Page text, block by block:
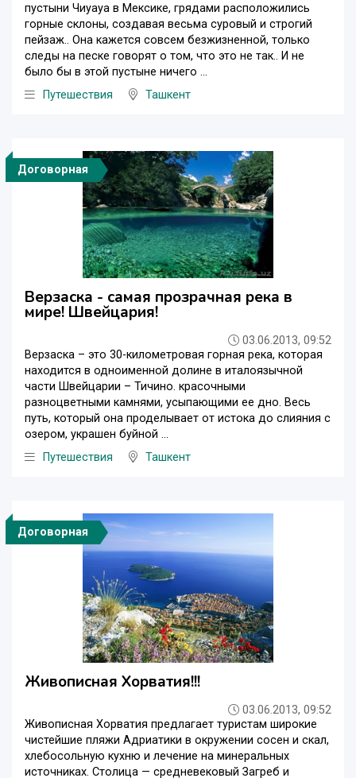
пустыни Чиуауа в Мексике, грядами расположились
горные склоны, создавая весьма суровый и строгий
пейзаж.. Она кажется совсем безжизненной, только
следы на песке говорят о том, что это не так.. И не
было бы в этой пустыне ничего ...
Путешествия
Ташкент
Договорная
Верзаска - самая прозрачная река в
мире! Швейцария!
03.06.2013, 09:52
Верзаска – это 30-километровая горная река, которая
находится в одноименной долине в италоязычной
части Швейцарии – Тичино. красочными
разноцветными камнями, усыпающими ее дно. Весь
путь, который она проделывает от истока до слияния с
озером, украшен буйной ...
Путешествия
Ташкент
Договорная
Живописная Хорватия!!!
03.06.2013, 09:52
Живописная Хорватия предлагает туристам широкие
чистейшие пляжи Адриатики в окружении сосен и скал,
хлебосольную кухню и лечение на минеральных
источниках. Столица — средневековый Загреб и